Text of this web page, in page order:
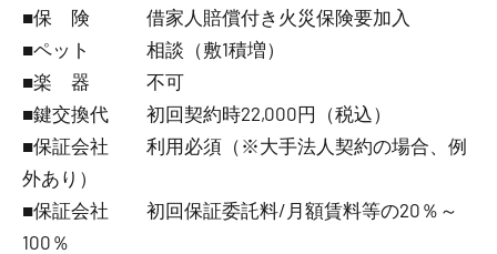
■保 険 借家人賠償付き火災保険要加入
■ペット 相談（敷1積増）
■楽 器 不可
■鍵交換代 初回契約時22,000円（税込）
■保証会社 利用必須（※大手法人契約の場合、例
外あり）
■保証会社 初回保証委託料/月額賃料等の20％～
100％